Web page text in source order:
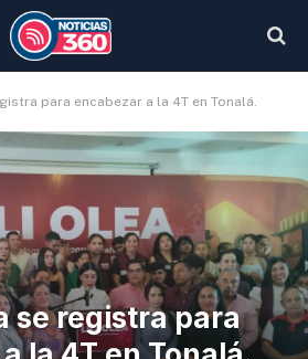
para encabezar a la 4T en Tonalá.
se registra para